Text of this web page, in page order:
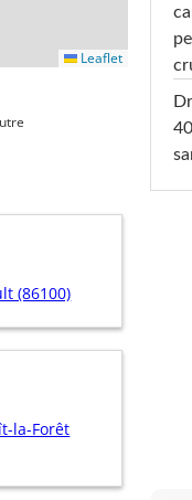
Leaflet
(86100)
la-Forêt